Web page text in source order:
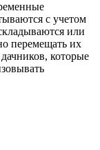
с учетом
или
перемещать их
которые